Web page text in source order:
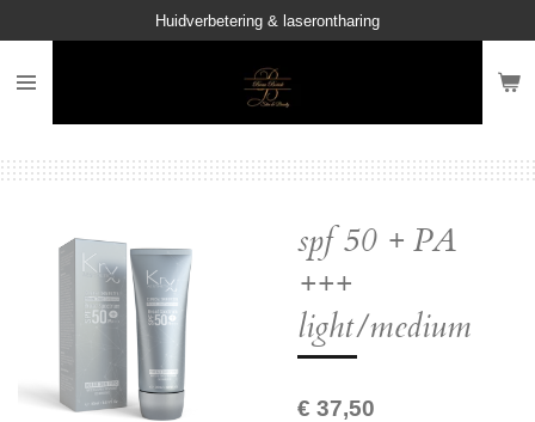
naar
hoofdinhoud
Huidverbetering & laserontharing
spf 50 + PA
+++
light/medium
€ 37,50